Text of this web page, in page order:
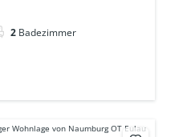
2 Badezimmer